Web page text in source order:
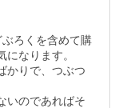
ろくを含めて購
なります。
かりで、つぶつ
いのであればそ